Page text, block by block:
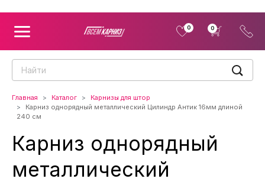
0 0
Главная Каталог
Карнизы для штор
Карниз однорядный металлический Цилиндр Антик 16мм длиной
240 см
Карниз однорядный
металлический